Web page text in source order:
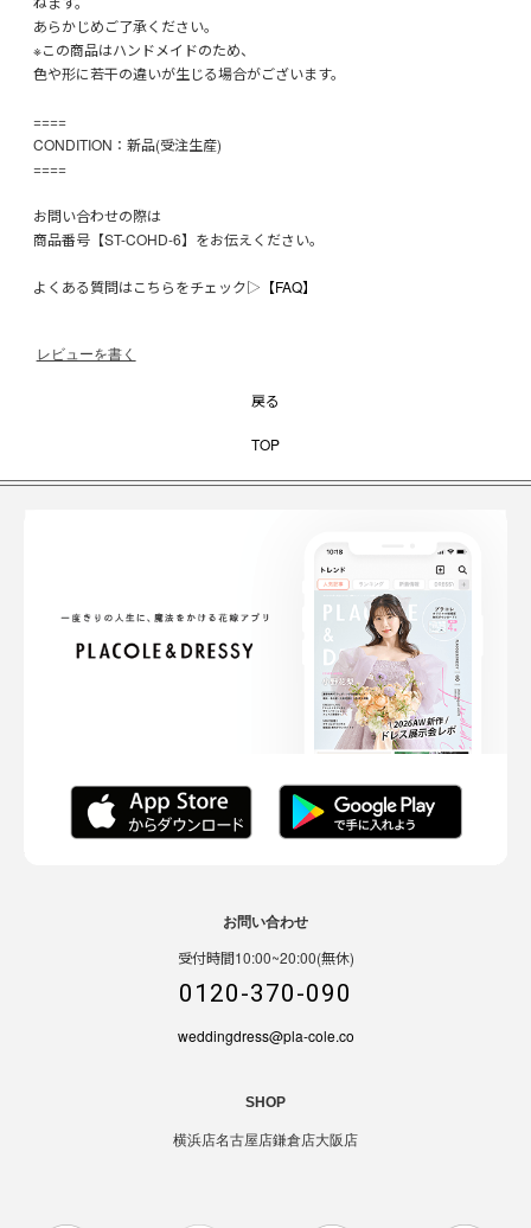
あらかじめご了承ください。
※この商品はハンドメイドのため、
色や形に若干の違いが生じる場合がございます。
====
CONDITION：新品(受注生産)
====
お問い合わせの際は
商品番号【ST-COHD-6】をお伝えください。
よくある質問はこちらをチェック▷ 【FAQ】
レビューを書く
戻る
TOP
お問い合わせ
受付時間10:00~20:00(無休)
0120-370-090
weddingdress@pla-cole.co
SHOP
横浜店名古屋店鎌倉店大阪店